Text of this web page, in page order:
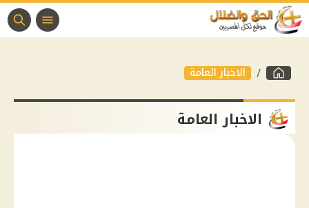
الاخبار العامة
الاخبار العامة